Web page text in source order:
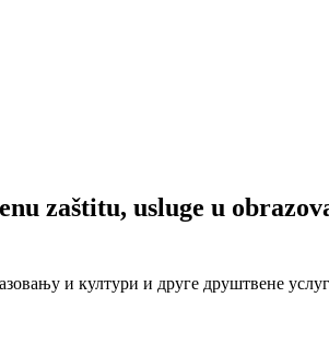
zaštitu, usluge u
и култури и друге друштвене